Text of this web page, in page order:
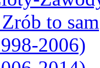
to sam
2006)